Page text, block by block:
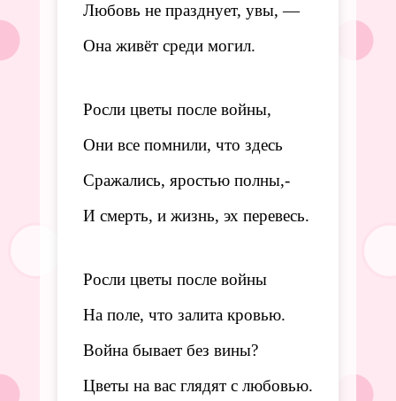
Любовь не празднует, увы, —
Она живёт среди могил.
Росли цветы после войны,
Они все помнили, что здесь
Сражались, яростью полны,-
И смерть, и жизнь, эх перевесь.
Росли цветы после войны
На поле, что залита кровью.
Война бывает без вины?
Цветы на вас глядят с любовью.